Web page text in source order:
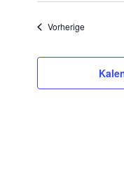
Vorherige